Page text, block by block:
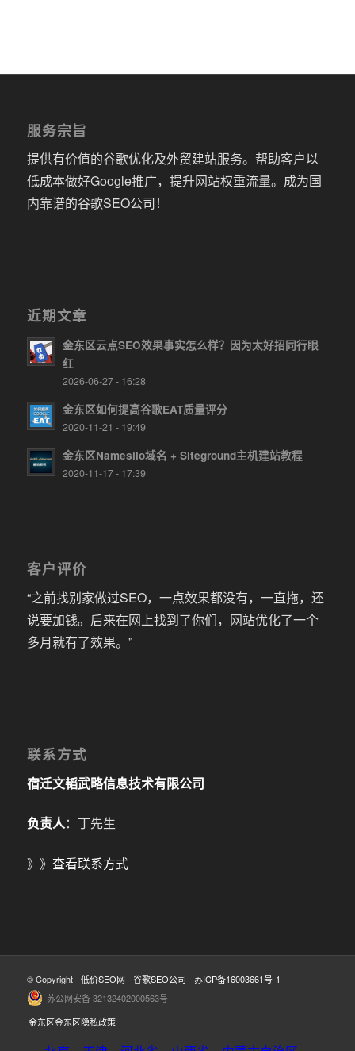
服务宗旨
提供有价值的谷歌优化及外贸建站服务。帮助客户以
低成本做好Google推广，提升网站权重流量。成为国
内靠谱的谷歌SEO公司！
近期文章
金东区云点SEO效果事实怎么样？因为太好招同行眼
红
2026-06-27 - 16:28
金东区如何提高谷歌EAT质量评分
2020-11-21 - 19:49
金东区Namesilo域名 + Siteground主机建站教程
2020-11-17 - 17:39
客户评价
“之前找别家做过SEO，一点效果都没有，一直拖，还
说要加钱。后来在网上找到了你们，网站优化了一个
多月就有了效果。”
联系方式
宿迁文韬武略信息技术有限公司
负责人：丁先生
》》 查看联系方式
© Copyright - 低价SEO网 - 谷歌SEO公司 - 苏ICP备16003661号-1
苏公网安备 32132402000563号
金东区金东区隐私政策